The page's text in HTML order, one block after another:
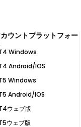
ウントプラットフォー
Windows
Android/IOS
Windows
Android/IOS
ウェブ版
ウェブ版